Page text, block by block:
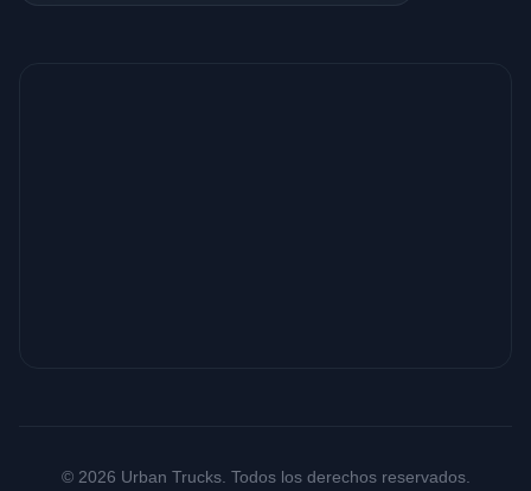
© 2026 Urban Trucks. Todos los derechos reservados.